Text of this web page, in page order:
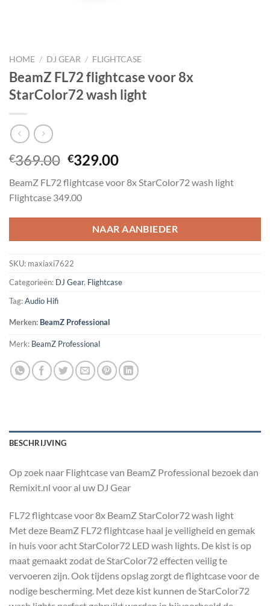
HOME / DJ GEAR / FLIGHTCASE
BeamZ FL72 flightcase voor 8x
StarColor72 wash light
€369.00 Oorspronkelijke
was:
€369.00.
€329.00Huidige
is:
BeamZ FL72 flightcase voor 8x StarColor72 wash light
Flightcase 349.00
NAAR AANBIEDER
SKU: maxiaxi7622
Categorieën: DJ Gear, Flightcase
Tag:Audio Hifi
Merken: BeamZ Professional
Merk: BeamZ Professional
BESCHRIJVING
Op zoek naar Flightcase van BeamZ Professional bezoek dan
Remixit.nl voor al uw DJ Gear
FL72 flightcase voor 8x BeamZ StarColor72 wash light
Met deze BeamZ FL72 flightcase haal je veiligheid en gemak
in huis voor acht StarColor72 LED wash lights. De kist is op
maat gemaakt zodat de StarColor72 effecten veilig te
vervoeren zijn. Ook tijdens opslag zorgt de flightcase voor de
nodige bescherming. Met deze kist kunnen de StarColor72